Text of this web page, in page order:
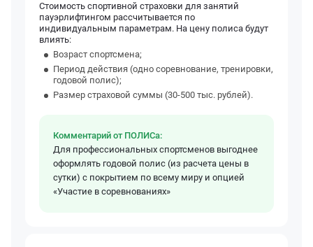
Стоимость спортивной страховки для занятий
пауэрлифтингом рассчитывается по
индивидуальным параметрам. На цену полиса будут
влиять:
Возраст спортсмена;
Период действия (одно соревнование, тренировки,
годовой полис);
Размер страховой суммы (30-500 тыс. рублей).
Комментарий от ПОЛИСа:
Для профессиональных спортсменов выгоднее
оформлять годовой полис (из расчета цены в
сутки) с покрытием по всему миру и опцией
«Участие в соревнованиях»